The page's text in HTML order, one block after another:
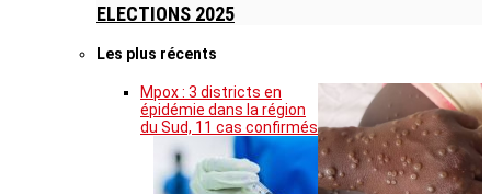
ELECTIONS 2025
Les plus récents
Mpox : 3 districts en
épidémie dans la région
du Sud, 11 cas confirmés